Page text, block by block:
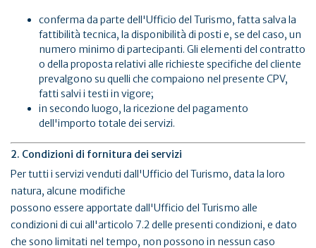
conferma da parte dell'Ufficio del Turismo, fatta salva la
fattibilità tecnica, la disponibilità di posti e, se del caso, un
numero minimo di partecipanti. Gli elementi del contratto
o della proposta relativi alle richieste specifiche del cliente
prevalgono su quelli che compaiono nel presente CPV,
fatti salvi i testi in vigore;
in secondo luogo, la ricezione del pagamento
dell'importo totale dei servizi.
2. Condizioni di fornitura dei servizi
Per tutti i servizi venduti dall'Ufficio del Turismo, data la loro
natura, alcune modifiche
possono essere apportate dall'Ufficio del Turismo alle
condizioni di cui all'articolo 7.2 delle presenti condizioni, e dato
che sono limitati nel tempo, non possono in nessun caso